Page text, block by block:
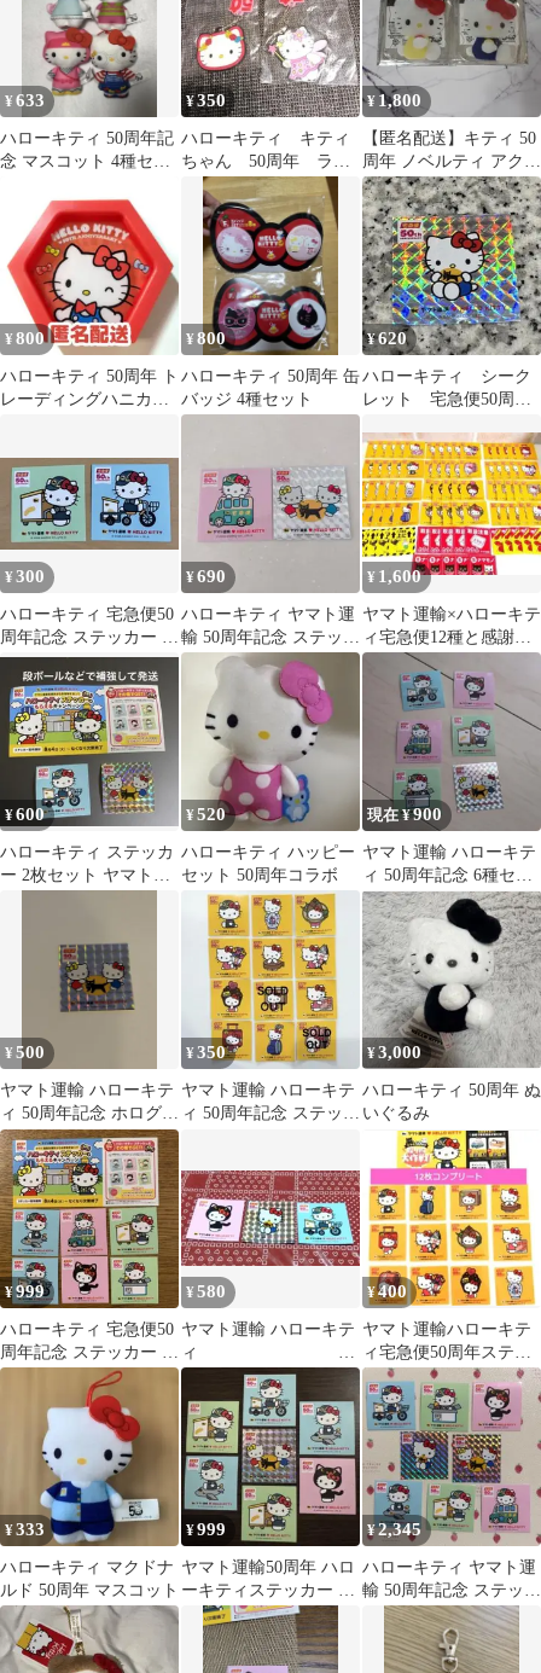
¥633
ハローキティ 50周年記
念 マスコット 4種セッ
¥350
ハローキティ キティ
ちゃん 50周年 ラバ
ーキーホルダー 2点セ
ット
¥ 1,800
【匿名配送】キティ 50
周年 ノベルティ アクリ
ルキーホルダー
¥ 800
ハローキティ 50周年 ト
レーディングハニカム
¥800
ハローキティ 50周年 缶
バッジ 4種セット
¥620
ハローキティ シーク
レット 宅急便50周年
ル ヤマト運輸
¥300
ハローキティ 宅急便50
周年記念 ステッカー 2
枚セット
¥690
ハローキティ ヤマト運
輸 50周年記念 ステッカ
ー 2枚セット
¥ 1,600
ヤマト運輸×ハローキテ
ィ宅急便12種と感謝祭4
種ステッカーコンプリ
ート5セット
¥600
ハローキティ ステッカ
ー 2枚セット ヤマト運
¥520
ハローキティ ハッピー
セット 50周年コラボ
現在 ¥900
ヤマト運輸 ハローキテ
ィ 50周年記念 6種セッ
ト
¥500
ヤマト運輸 ハローキテ
ィ 50周年記念 ホログラ
ムステッカー シークレ
ットシール
¥350
ヤマト運輸 ハローキテ
ィ 50周年記念 ステッカ
¥3,000
ハローキティ 50周年 ぬ
いぐるみ
¥999
ハローキティ 宅急便50
周年記念 ステッカー 6
種セット ヤマト運輸パ
¥580
ヤマト運輸 ハローキテ
ィ
50周年記念 ステッカー
3枚セット
¥400
ヤマト運輸ハローキテ
ィ宅急便50周年ステッ
カー非売品12枚
¥333
ハローキティ マクドナ
ルド 50周年 マスコット
¥999
ヤマト運輸50周年 ハロ
ーキティステッカー シ
ークレット含む7枚セッ
¥2,345
ハローキティ ヤマト運
輸 50周年記念 ステッカ
ー 8枚セット